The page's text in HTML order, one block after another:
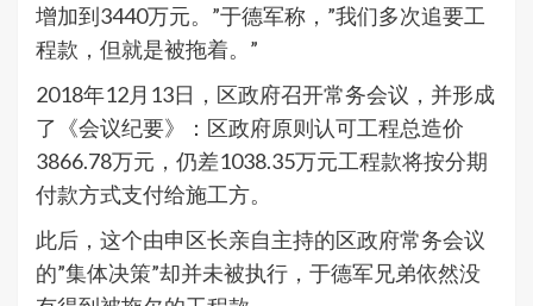
增加到3440万元。”于德军称，”我们多次追要工
程款，但就是被拖着。”
2018年12月13日，区政府召开常务会议，并形成
了《会议纪要》：区政府原则认可工程总造价
3866.78万元，仍差1038.35万元工程款将按分期
付款方式支付给施工方。
此后，这个由申区长亲自主持的区政府常务会议
的”集体决策”却并未被执行，于德军兄弟依然没